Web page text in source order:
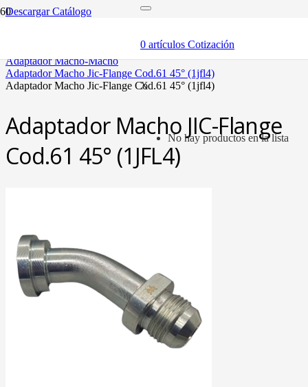
0 artículos Cotización
X
No hay productos en la lista
Descargar Catálogo
adaptador macho-macho
adaptador macho jic-flange cod.61 45° (1jfl4)
adaptador macho jic-flange cod.61 45° (1jfl4)
Adaptador Macho JIC-Flange
Cod.61 45° (1JFL4)